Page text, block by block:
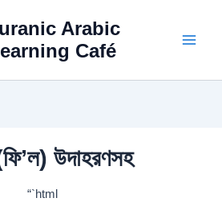
to
content
Arabic
Café
উদাহরণসহ
“`html